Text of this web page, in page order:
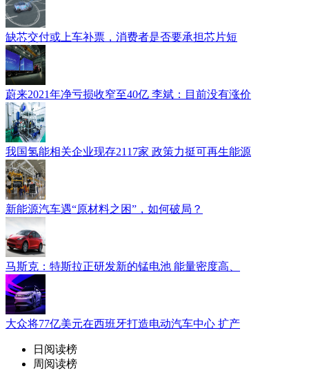
缺芯交付或上车补票，消费者是否要承担芯片短
蔚来2021年净亏损收窄至40亿 李斌：目前没有涨价
我国氢能相关企业现存2117家 政策力挺可再生能源
新能源汽车遇“原材料之困”，如何破局？
马斯克：特斯拉正研发新的锰电池 能量密度高、
大众将77亿美元在西班牙打造电动汽车中心 扩产
日阅读榜
周阅读榜